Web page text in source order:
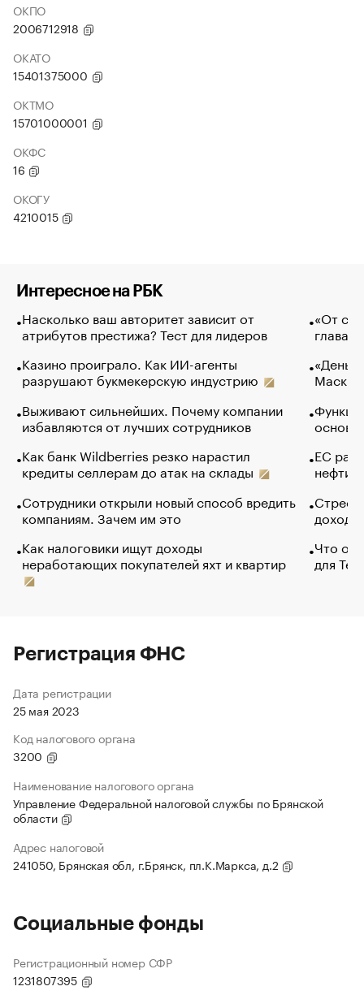
ОКПО
2006712918
ОКАТО
15401375000
ОКТМО
15701000001
ОКФС
16
ОКОГУ
4210015
Интересное на РБК
Насколько ваш авторитет зависит от
атрибутов престижа? Тест для лидеров
Казино проиграло. Как ИИ-агенты
разрушают букмекерскую индустрию
Выживают сильнейших. Почему компании
избавляются от лучших сотрудников
Как банк Wildberries резко нарастил
кредиты селлерам до атак на склады
Сотрудники открыли новый способ вредить
компаниям. Зачем им это
Как налоговики ищут доходы
неработающих покупателей яхт и квартир
«От
глава
Маск в
основ
ЕС
нефти
Что
для
Регистрация ФНС
Дата регистрации
25 мая 2023
Код налогового органа
3200
Наименование налогового органа
Управление Федеральной налоговой службы по Брянской
области
Адрес налоговой
241050, Брянская обл, г.Брянск, пл.К.Маркса, д.2
Социальные фонды
Регистрационный номер СФР
1231807395